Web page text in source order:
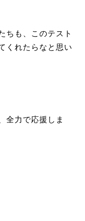
ちも、このテスト
くれたらなと思い
全力で応援しま